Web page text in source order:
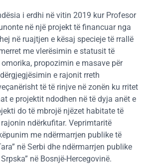
i erdhi në vitin 2019 kur Profesor
në një projekt të financuar nga
në ruajtjen e kësaj specieje të rrallë
me vlerësimin e statusit të
propozimin e masave për
e rajonit rreth
të të rinjve në zonën ku rritet
e projektit ndodhen në të dyja anët e
do të mbrojë njëzet habitate të
ndërkufitar. Veprimtaritë
me ndërmarrjen publike të
në Serbi dhe ndërmarrjen publike
në Bosnjë-Hercegovinë.